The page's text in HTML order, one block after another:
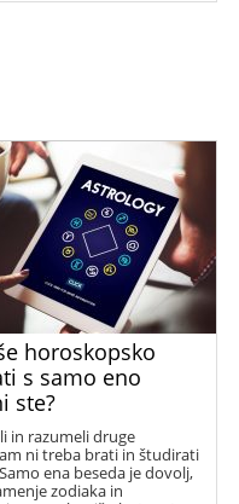
horoskopsko
s samo eno
ste?
in razumeli druge
ni treba brati in študirati
ena beseda je dovolj,
zodiaka in